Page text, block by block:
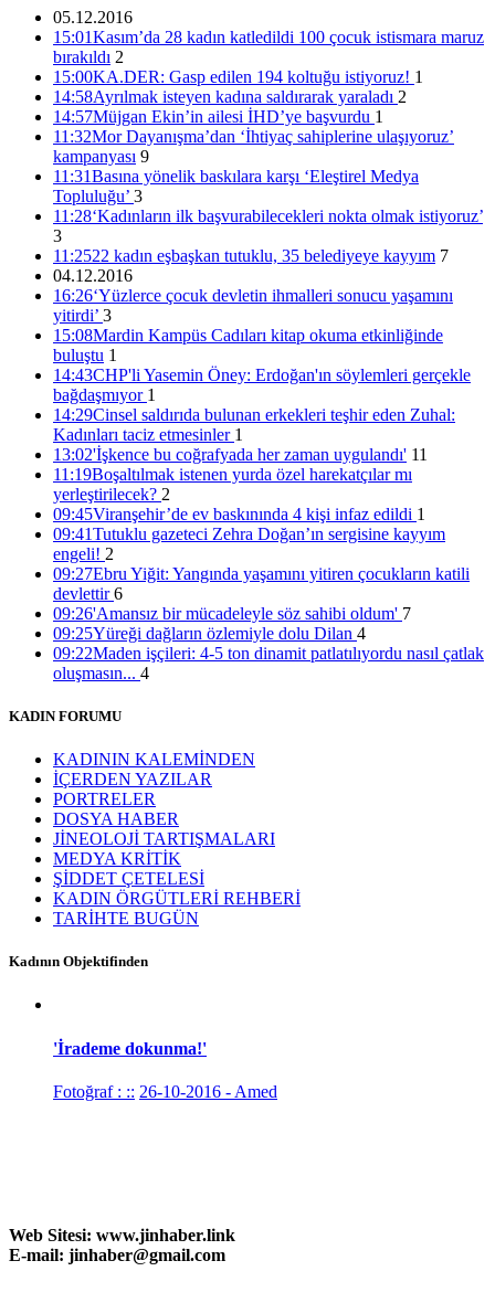
5 ARALIK 2016 GÜNDEMİ
11:21 05/12/2016
‘Yüzlerce çocuk devletin ihmalleri sonucu yaşamını yitirdi’
16:26 04/12/2016
Kasım’da 28 kadın katledildi 100 çocuk istismara maruz
bırakıldı
15:01 05/12/2016
05.12.2016
15:01Kasım’da 28 kadın katledildi 100 çocuk istismara maruz
bırakıldı 2
15:00KA.DER: Gasp edilen 194 koltuğu istiyoruz! 1
14:58Ayrılmak isteyen kadına saldırarak yaraladı 2
14:57Müjgan Ekin’in ailesi İHD’ye başvurdu 1
11:32Mor Dayanışma’dan ‘İhtiyaç sahiplerine ulaşıyoruz’
kampanyası 9
11:31Basına yönelik baskılara karşı ‘Eleştirel Medya
Topluluğu’ 3
11:28‘Kadınların ilk başvurabilecekleri nokta olmak istiyoruz’
3
11:2522 kadın eşbaşkan tutuklu, 35 belediyeye kayyım 7
04.12.2016
16:26‘Yüzlerce çocuk devletin ihmalleri sonucu yaşamını
yitirdi’ 3
15:08Mardin Kampüs Cadıları kitap okuma etkinliğinde
buluştu 1
14:43CHP'li Yasemin Öney: Erdoğan'ın söylemleri gerçekle
bağdaşmıyor 1
14:29Cinsel saldırıda bulunan erkekleri teşhir eden Zuhal:
Kadınları taciz etmesinler 1
13:02'İşkence bu coğrafyada her zaman uygulandı' 11
11:19Boşaltılmak istenen yurda özel harekatçılar mı
yerleştirilecek? 2
09:45Viranşehir’de ev baskınında 4 kişi infaz edildi 1
09:41Tutuklu gazeteci Zehra Doğan’ın sergisine kayyım
engeli! 2
09:27Ebru Yiğit: Yangında yaşamını yitiren çocukların katili
devlettir6
09:26'Amansız bir mücadeleyle söz sahibi oldum' 7
09:25Yüreği dağların özlemiyle dolu Dilan 4
09:22Maden işçileri: 4-5 ton dinamit patlatılıyordu nasıl çatlak
oluşmasın... 4
KADIN FORUMU
KADININ KALEMİNDEN
İÇERDEN YAZILAR
PORTRELER
DOSYA HABER
JİNEOLOJİ TARTIŞMALARI
MEDYA KRİTİK
ŞİDDET ÇETELESİ
KADIN ÖRGÜTLERİ REHBERİ
TARİHTE BUGÜN
Kadının Objektifinden
'İrademe dokunma!'
Fotoğraf : :: 26-10-2016 - Amed
Web Sitesi: www.jinhaber.link
E-mail: jinhaber@gmail.com